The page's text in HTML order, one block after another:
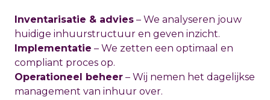
Inventarisatie & advies – We analyseren jouw
huidige inhuurstructuur en geven inzicht.
Implementatie – We zetten een optimaal en
compliant proces op.
Operationeel beheer – Wij nemen het dagelijkse
management van inhuur over.